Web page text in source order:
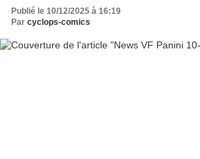
Publié le 10/12/2025 à 16:19
Par cyclops-comics